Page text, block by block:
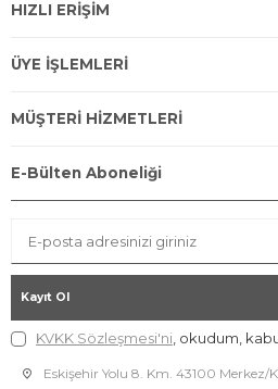
HIZLI ERİŞİM
ÜYE İŞLEMLERİ
MÜŞTERİ HİZMETLERİ
E-Bülten Aboneliği
Kayıt Ol
KVKK Sözleşmesi'ni , okudum,
Eskişehir Yolu 8. Km. 43100 Merkez/